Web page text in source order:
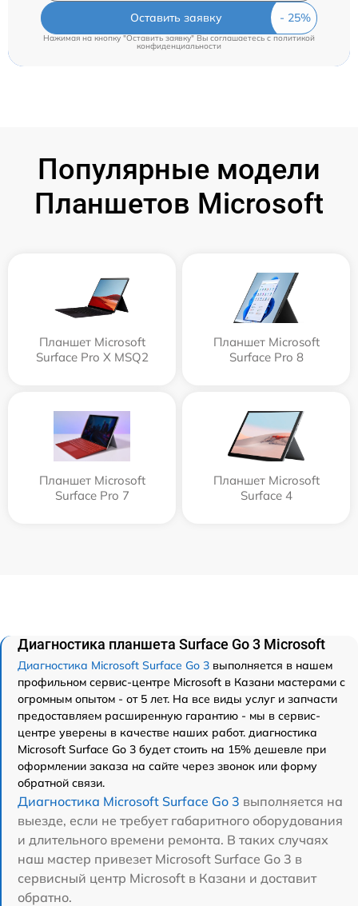
Оставить заявку
Нажимая на кнопку "Оставить заявку" Вы соглашаетесь cполитикой
конфиденциальности
Популярные модели
Планшетов Microsoft
Планшет Microsoft
Surface Pro X MSQ2
Планшет Microsoft
Surface Pro 8
Планшет Microsoft
Surface Pro 7
Планшет Microsoft
Surface 4
Диагностика планшета Surface Go 3 Microsoft
Диагностика Microsoft Surface Go 3 выполняется в нашем
профильном сервис-центре Microsoft в Казани мастерами с
огромным опытом - от 5 лет. На все виды услуг и запчасти
предоставляем расширенную гарантию - мы в сервис-
центре уверены в качестве наших работ. диагностика
Microsoft Surface Go 3 будет стоить на 15% дешевле при
оформлении заказа на сайте через звонок или форму
обратной связи.
Диагностика Microsoft Surface Go 3 выполняется на
выезде, если не требует габаритного оборудования
и длительного времени ремонта. В таких случаях
наш мастер привезет Microsoft Surface Go 3 в
сервисный центр Microsoft в Казани и доставит
обратно.